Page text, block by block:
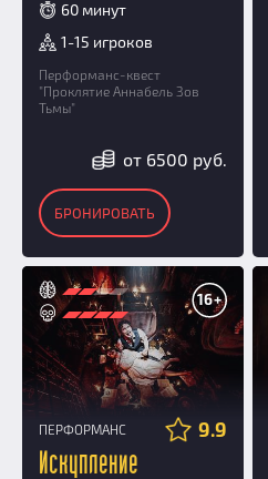
60 минут
1-15 игроков
Перформанс-квест
"Проклятие Аннабель Зов
Тьмы"
от 6500 руб.
БРОНИРОВАТЬ
16+
ПЕРФОРМАНС 9.9
Искупление